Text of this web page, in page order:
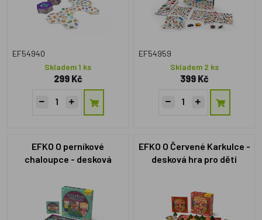
EF54940
Skladem 1 ks
299 Kč
EF54959
Skladem 2 ks
399 Kč
EFKO O perníkové
chaloupce - desková
EFKO O Červené Karkulce -
desková hra pro děti